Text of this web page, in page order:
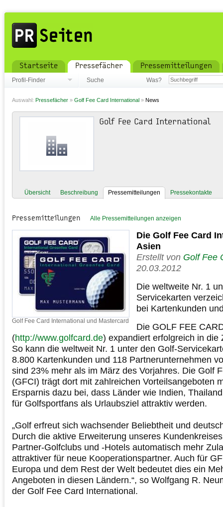
Startseite Pressefächer Pressemitteilungen
Profil-Finder Suche Was?
Auswahl: Pressefächer » Golf Fee Card International » News
Golf Fee Card International
Übersicht Beschreibung Pressemitteilungen Pressekontakte
Pressemitteilungen Alle Pressemitteilungen anzeigen
Golf Fee Card International und Mastercard
Die Golf Fee Card
Asien
Erstellt von Golf Fee
20.03.2012
Die weltweite Nr. 1
Servicekarten
bei Kartenkunden
Die GOLF FEE
(http://www.golfcard.de) expandiert erfolgreich in die
So kann die weltweit Nr. 1 unter den Golf-
8.800 Kartenkunden und 118 Partnerunternehmen
sind 23% mehr als im März des Vorjahres. Die Golf
(GFCI) trägt dort mit zahlreichen Vorteilsangeboten
Ersparnis dazu bei, dass Länder wie Indien,
für Golfsportfans als Urlaubsziel attraktiv werden.
„Golf erfreut sich wachsender Beliebtheit und
Durch die aktive Erweiterung unseres
Partner-Golfclubs und -Hotels automatisch mehr
attraktiver für neue Kooperationspartner. Auch für
Europa und dem Rest der Welt bedeutet dies ein
Angeboten in diesen Ländern.“, so Wolfgang R.
der Golf Fee Card International.